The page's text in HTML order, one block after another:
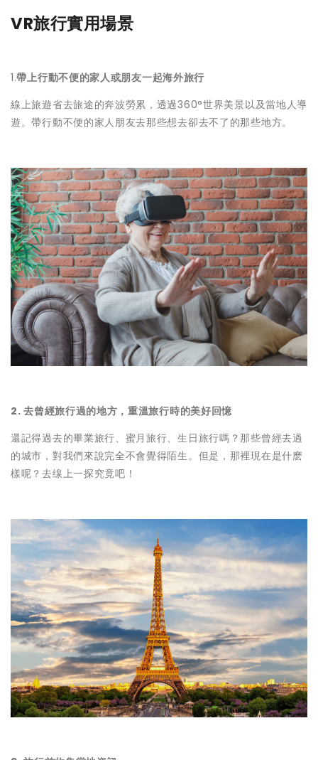
VR旅行實用場景
1.帶上行動不便的家人或朋友一起海外旅行
線上旅遊省去旅途的奔波勞累，透過360°世界美景以及當地人導
遊。帶行動不便的家人朋友去那些想去卻去不了的那些地方。
2. 去曾經旅行過的地方，重溫旅行時的美好回憶
還記得過去的畢業旅行、蜜月旅行、生日旅行嗎？那些曾經去過
的城市，對我們來說完全不會覺得陌生。但是，那裡現在是什麽
樣呢？去缐上一探究竟吧！